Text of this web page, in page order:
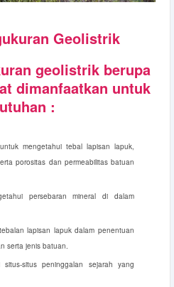
Geolistrik
geolistrik berupa
dimanfaatkan untuk
:
untuk mengetahui tebal lapisan lapuk,
porositas dan permeabilitas batuan
persebaran mineral di dalam
lapisan lapuk dalam penentuan
serta jenis batuan.
situs peninggalan sejarah yang